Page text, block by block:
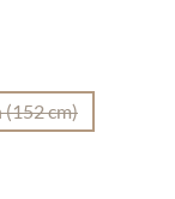
nicht verfügbar.)
(152 cm)
(Diese Option ist